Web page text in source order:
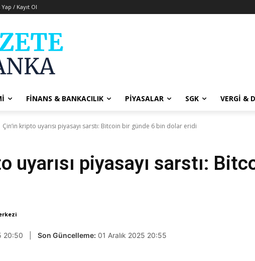
/ Kayıt Ol
FINANS & BANKACILIK PIYASALAR SGK VERGI &
Çin’in kripto uyarısı piyasayı sarstı: Bitcoin bir günde 6 bin dolar eridi
uyarısı piyasayı sarstı:
20:50 | Son Güncelleme: 01 Aralık 2025 20:55